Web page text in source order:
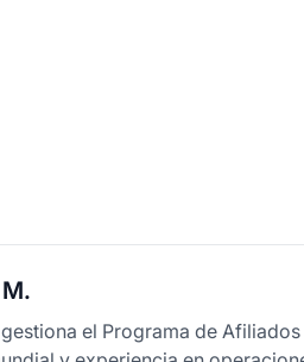
el Programa de